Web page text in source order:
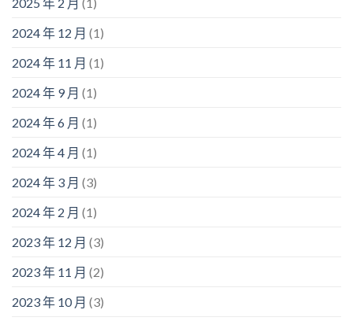
2024 年 12 月 (1)
2024 年 11 月 (1)
2024 年 9 月 (1)
2024 年 6 月 (1)
2024 年 4 月 (1)
2024 年 3 月 (3)
2024 年 2 月 (1)
2023 年 12 月 (3)
2023 年 11 月 (2)
2023 年 10 月 (3)